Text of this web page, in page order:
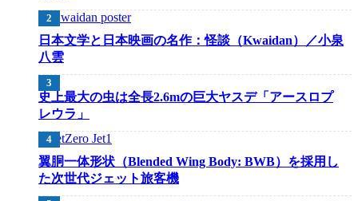
日本文学と日本映画の名作：怪談（Kwaidan）／小泉
八雲
史上最大の虫は全長2.6mの巨大ヤスデ「アースロプ
レウラ」
翼胴一体形状（Blended Wing Body: BWB）を採用し
た次世代ジェット旅客機